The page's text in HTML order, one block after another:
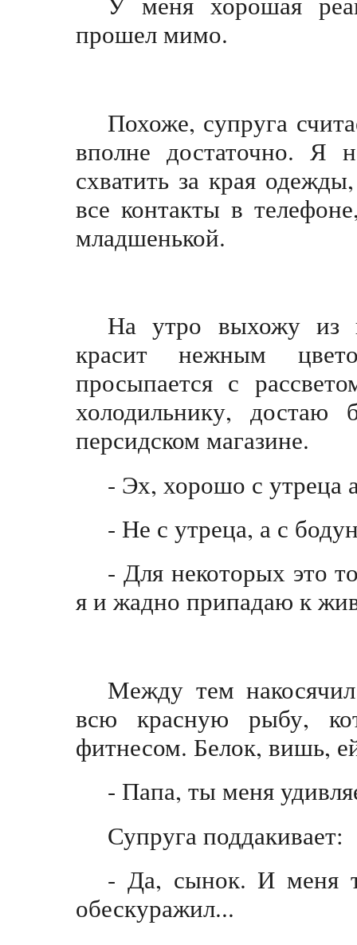
прошел мимо.
Похоже, супруга
вполне достаточно. Я
схватить за края
все контакты в
младшенькой.
На утро выхожу из
красит нежным
просыпается с
холодильнику, достаю
персидском магазине.
- Эх, хорошо с утреца
- Не с утреца, а с
- Для некоторых это
я и жадно припадаю к
Между тем
всю красную рыбу,
фитнесом. Белок, вишь,
- Папа, ты меня
Супруга поддакивает:
- Да, сынок. И меня
обескуражил...